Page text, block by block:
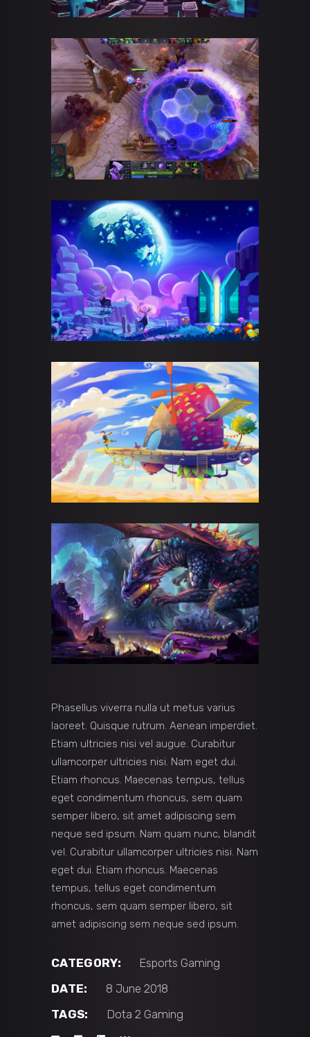
Phasellus viverra nulla ut metus varius
laoreet. Quisque rutrum. Aenean imperdiet.
Etiam ultricies nisi vel augue. Curabitur
ullamcorper ultricies nisi. Nam eget dui.
Etiam rhoncus. Maecenas tempus, tellus
eget condimentum rhoncus, sem quam
semper libero, sit amet adipiscing sem
neque sed ipsum. Nam quam nunc, blandit
vel. Curabitur ullamcorper ultricies nisi. Nam
eget dui. Etiam rhoncus. Maecenas
tempus, tellus eget condimentum
rhoncus, sem quam semper libero, sit
amet adipiscing sem neque sed ipsum.
CATEGORY: Esports Gaming
DATE:
8 June 2018
TAGS:
Dota 2 Gaming